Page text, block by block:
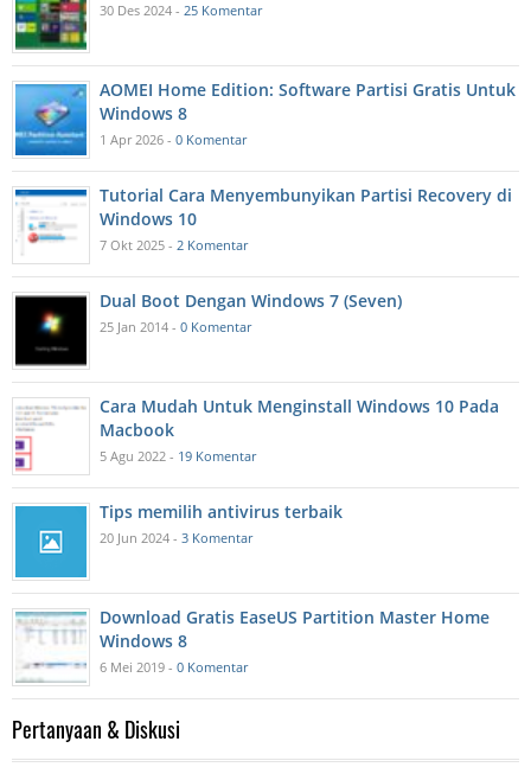
30 Des 2024 - 25 Komentar
AOMEI Home Edition: Software Partisi Gratis Untuk
Windows 8
1 Apr 2026 - 0 Komentar
Tutorial Cara Menyembunyikan Partisi Recovery di
Windows 10
7 Okt 2025 - 2 Komentar
Dual Boot Dengan Windows 7 (Seven)
25 Jan 2014 - 0 Komentar
Cara Mudah Untuk Menginstall Windows 10 Pada
Macbook
5 Agu 2022 - 19 Komentar
Tips memilih antivirus terbaik
20 Jun 2024 - 3 Komentar
Download Gratis EaseUS Partition Master Home
Windows 8
6 Mei 2019 - 0 Komentar
Pertanyaan & Diskusi